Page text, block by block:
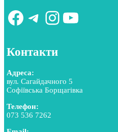
Facebook
Telegram
Instagram
YouTube
Контакти
Адреса:
вул. Сагайдачного 5
Софіївська Борщагівка
Телефон:
073 536 7262